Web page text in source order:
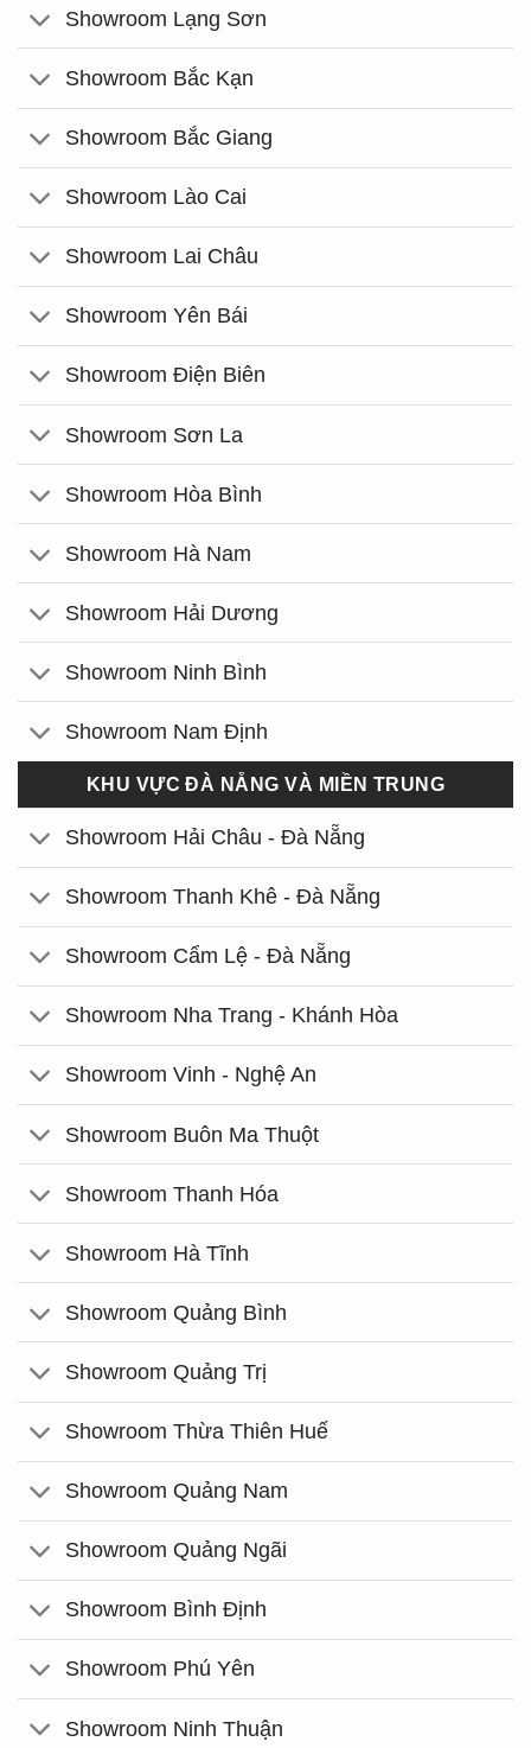
Showroom Lạng Sơn
Showroom Bắc Kạn
Showroom Bắc Giang
Showroom Lào Cai
Showroom Lai Châu
Showroom Yên Bái
Showroom Điện Biên
Showroom Sơn La
Showroom Hòa Bình
Showroom Hà Nam
Showroom Hải Dương
Showroom Ninh Bình
Showroom Nam Định
KHU VỰC ĐÀ NẴNG VÀ MIỀN TRUNG
Showroom Hải Châu - Đà Nẵng
Showroom Thanh Khê - Đà Nẵng
Showroom Cẩm Lệ - Đà Nẵng
Showroom Nha Trang - Khánh Hòa
Showroom Vinh - Nghệ An
Showroom Buôn Ma Thuột
Showroom Thanh Hóa
Showroom Hà Tĩnh
Showroom Quảng Bình
Showroom Quảng Trị
Showroom Thừa Thiên Huế
Showroom Quảng Nam
Showroom Quảng Ngãi
Showroom Bình Định
Showroom Phú Yên
Showroom Ninh Thuận